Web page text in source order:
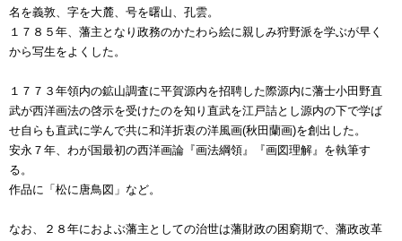
名を義敦、字を大麓、号を曙山、孔雲。
１７８５年、藩主となり政務のかたわら絵に親しみ狩野派を学ぶが早く
から写生をよくした。
１７７３年領内の鉱山調査に平賀源内を招聘した際源内に藩士小田野直
武が西洋画法の啓示を受けたのを知り直武を江戸詰とし源内の下で学ば
せ自らも直武に学んで共に和洋折衷の洋風画(秋田蘭画)を創出した。
安永７年、わが国最初の西洋画論『画法綱領』『画図理解』を執筆す
る。
作品に「松に唐鳥図」など。
なお、２８年におよぶ藩主としての治世は藩財政の困窮期で、藩政改革